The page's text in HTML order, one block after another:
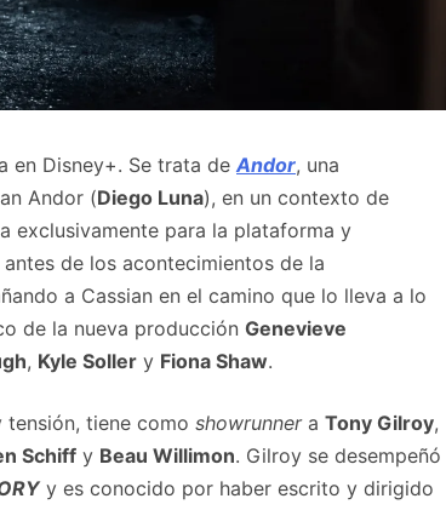
en Disney+. Se trata deAndor, una
Andor (Diego Luna), en un contexto de
exclusivamente para la plataforma y
de los acontecimientos de la
a Cassian en el camino que lo lleva a lo
de la nueva producción Genevieve
, Kyle Soller y Fiona Shaw.
tiene como showrunner a Tony Gilroy,
Schiff y Beau Willimon. Gilroy se desempeñó
y es conocido por haber escrito y dirigido